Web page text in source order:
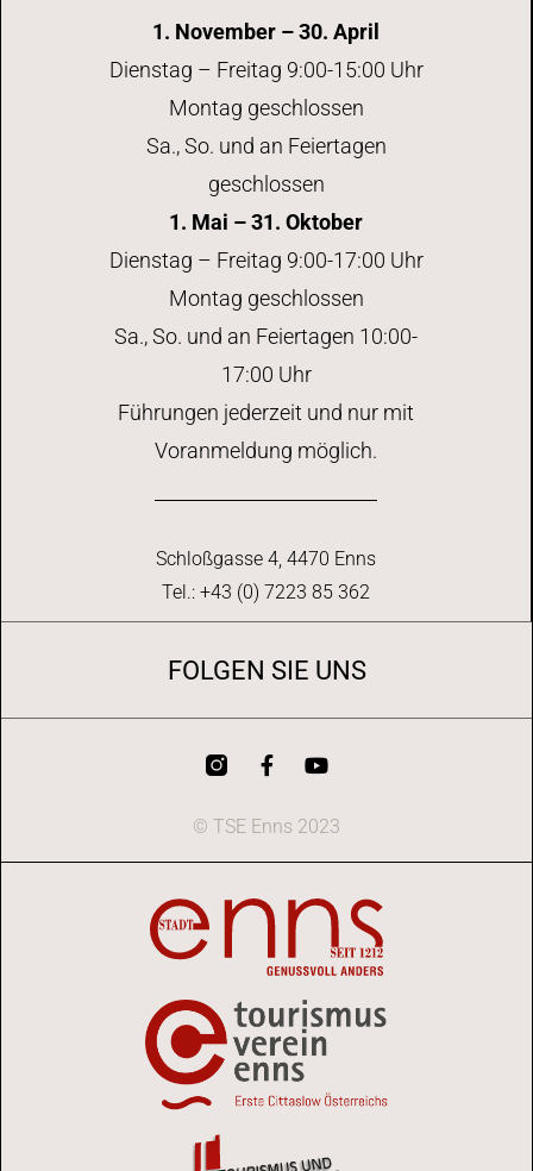
1. November – 30. April
Dienstag – Freitag 9:00-15:00 Uhr
Montag geschlossen
Sa., So. und an Feiertagen
geschlossen
1. Mai – 31. Oktober
Dienstag – Freitag 9:00-17:00 Uhr
Montag geschlossen
Sa., So. und an Feiertagen 10:00-
17:00 Uhr
Führungen jederzeit und nur mit
Voranmeldung möglich.
Schloßgasse 4, 4470 Enns
Tel.: +43 (0) 7223 85 362
FOLGEN SIE UNS
© TSE Enns 2023